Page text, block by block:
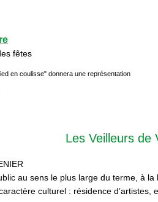
fêtes
en coulisse" donnera une représentation
Les Veilleurs de
au sens le plus large du terme, à
culturel : résidence d’artistes,